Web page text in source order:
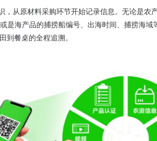
从原材料采购环节开始记录信息。无论是农
是海产品的捕捞船编号、出海时间、捕捞海域
到餐桌的全程追溯。